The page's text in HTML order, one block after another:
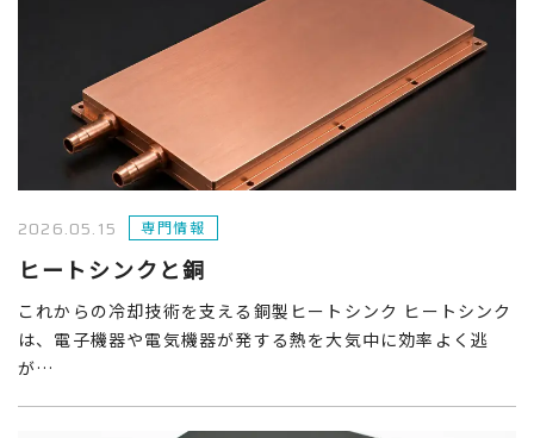
2026.05.15 専門情報
ヒートシンクと銅
これからの冷却技術を支える銅製ヒートシンク ヒートシンク
は、電子機器や電気機器が発する熱を大気中に効率よく逃
が…